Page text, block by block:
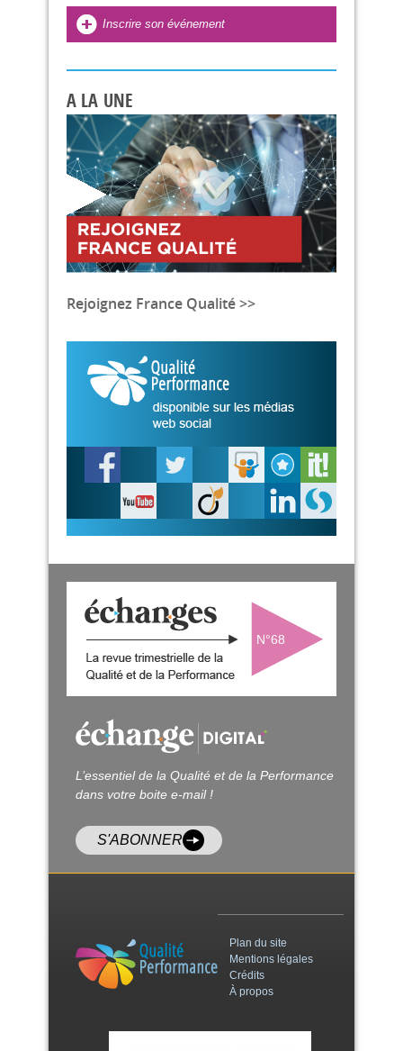
Inscrire son événement
A LA UNE
Rejoignez France Qualité >>
N°68
L’essentiel de la Qualité et de la Performance
dans votre boite e-mail !
S'ABONNER
Plan du site
Mentions légales
Crédits
À propos